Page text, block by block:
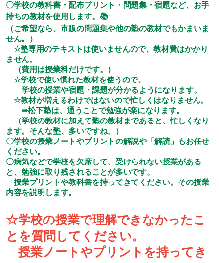
〇学校の教科書・配布プリント・問題集・宿題など、お手
持ちの教材を使用します。📚
（ご希望なら、市販の問題集や他の塾の教材でもかまいま
せん。）
☆塾専用のテキストは使いませんので、教材費はかかり
ません。
（費用は授業料だけです。）
☆学校で使い慣れた教材を使うので、
学校の授業や宿題・課題が分かるようになります。
☆教材が増えるわけではないので忙しくはなりません。
➡松下塾は、通うことで勉強が楽になります。
（学校の教材に加えて塾の教材まであると、忙しくなり
ます。そんな塾、多いですね。）
〇学校の授業ノートやプリントの解説や「解読」もお任せ
ください。
〇病気などで学校を欠席して、受けられない授業がある
と、勉強に取り残されることが多いです。
授業プリントや教科書を持ってきてください。その授業
内容を説明します。
☆学校の授業で理解できなかったこ
とを質問してください。
授業ノートやプリントを持ってき